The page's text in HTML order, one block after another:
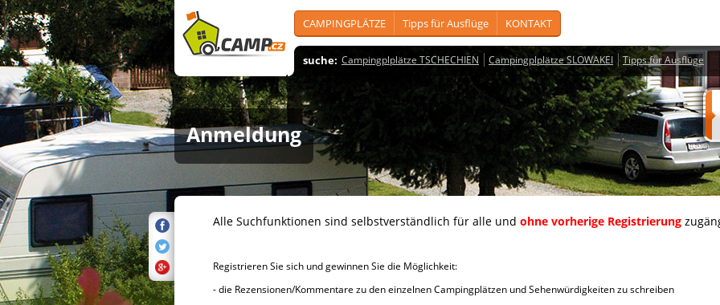
CAMPINGPLÄTZE Tipps für Ausflüge KONTAKT
suche: Campingplplätze TSCHECHIEN Campingplplätze SLOWAKEI Tipps für Ausflüge
Anmeldung
Alle Suchfunktionen sind selbstverständlich für alle und ohne vorherige Registrierung
Registrieren Sie sich und gewinnen Sie die Möglichkeit:
- die Rezensionen/Kommentare zu den einzelnen Campingplätzen und Sehenwürdigkeiten zu schreiben